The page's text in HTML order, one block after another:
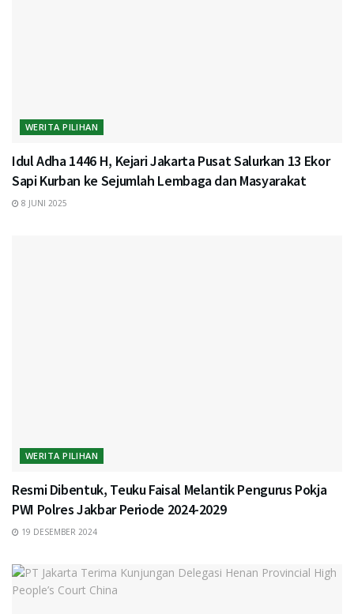
WERITA PILIHAN
Idul Adha 1446 H, Kejari Jakarta Pusat Salurkan 13 Ekor
Sapi Kurban ke Sejumlah Lembaga dan Masyarakat
8 JUNI 2025
WERITA PILIHAN
Resmi Dibentuk, Teuku Faisal Melantik Pengurus Pokja
PWI Polres Jakbar Periode 2024-2029
19 DESEMBER 2024